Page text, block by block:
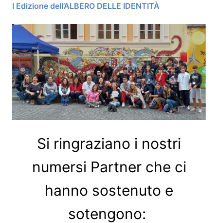
I Edizione dell’ALBERO DELLE IDENTITÀ
Si ringraziano i nostri
numersi Partner che ci
hanno sostenuto e
sotengono: